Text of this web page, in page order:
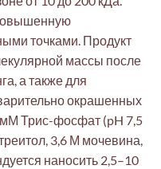
точками. Продукт
массы после
а также для
окрашенных
Трис-фосфат (pH 7,5
3,6 М мочевина,
наносить 2,5–10